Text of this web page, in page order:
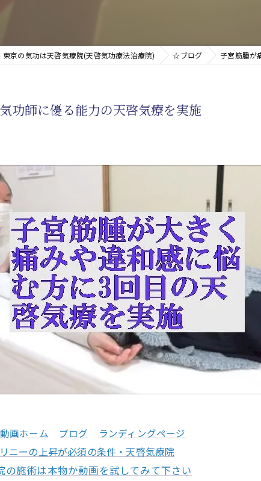
東京の気功は天啓気療院(天啓気功療法治療院) ☆ブログ 子宮筋腫が
功師に優る能力の天啓気療を実施
画ホーム ブログ ランディングページ
ニーの上昇が必須の条件・天啓気療院
施術は本物か動画を試してみて下さい